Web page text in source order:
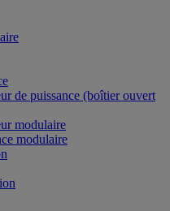
de puissance (boîtier ouvert
modulaire
modulaire